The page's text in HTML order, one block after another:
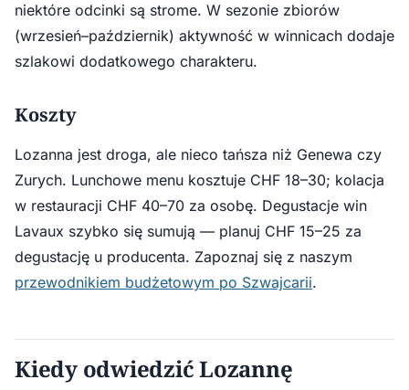
niektóre odcinki są strome. W sezonie zbiorów
(wrzesień–październik) aktywność w winnicach dodaje
szlakowi dodatkowego charakteru.
Koszty
Lozanna jest droga, ale nieco tańsza niż Genewa czy
Zurych. Lunchowe menu kosztuje CHF 18–30; kolacja
w restauracji CHF 40–70 za osobę. Degustacje win
Lavaux szybko się sumują — planuj CHF 15–25 za
degustację u producenta. Zapoznaj się z naszym
przewodnikiem budżetowym po Szwajcarii.
Kiedy odwiedzić Lozannę